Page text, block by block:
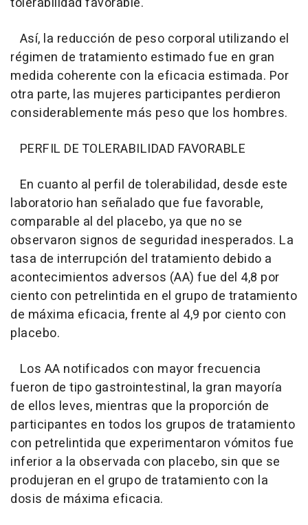
Así, la reducción de peso corporal utilizando el
régimen de tratamiento estimado fue en gran
medida coherente con la eficacia estimada. Por
otra parte, las mujeres participantes perdieron
considerablemente más peso que los hombres.
PERFIL DE TOLERABILIDAD FAVORABLE
En cuanto al perfil de tolerabilidad, desde este
laboratorio han señalado que fue favorable,
comparable al del placebo, ya que no se
observaron signos de seguridad inesperados. La
tasa de interrupción del tratamiento debido a
acontecimientos adversos (AA) fue del 4,8 por
ciento con petrelintida en el grupo de tratamiento
de máxima eficacia, frente al 4,9 por ciento con
placebo.
Los AA notificados con mayor frecuencia
fueron de tipo gastrointestinal, la gran mayoría
de ellos leves, mientras que la proporción de
participantes en todos los grupos de tratamiento
con petrelintida que experimentaron vómitos fue
inferior a la observada con placebo, sin que se
produjeran en el grupo de tratamiento con la
dosis de máxima eficacia.